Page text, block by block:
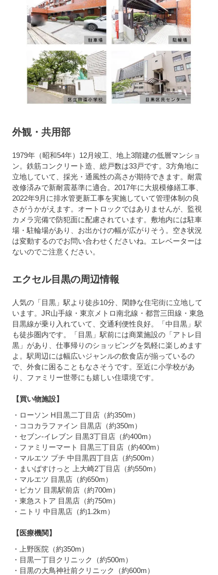
外観・共用部
1979年（昭和54年）12月竣工、地上3階建の低層マンショ
ン。鉄筋コンクリート造、総戸数は33戸です。3方角地に
立地していて、採光・通風性の高さが期待できます。耐震
改修済みで新耐震基準に適合。2017年に大規模修繕工事、
2022年9月に排水管更新工事を実施していて管理体制の良
さがうかがえます。オートロックではありませんが、監視
カメラ完備で防犯面に配慮されています。敷地内には駐車
場・駐輪場があり、お出かけの幅が広がりそう。空き状況
は変動するのでお問い合わせくださいね。エレベーターは
ないのでご注意ください。
エクセル目黒の周辺情報
人気の「目黒」駅より徒歩10分、閑静な住宅街に立地して
います。JR山手線・東京メトロ南北線・都営三田線・東急
目黒線が乗り入れていて、交通利便性良好。「中目黒」駅
も徒歩圏内です。「目黒」駅前には商業施設の「アトレ目
黒」があり、仕事帰りのショッピングを気軽に楽しめます
よ。駅周辺には幅広いジャンルの飲食店が揃っているの
で、外食に困ることもなさそうです。至近に小学校があ
り、ファミリー世帯にも嬉しい住環境です。
【買い物施設】
・ローソン H目黒二丁目店（約350m）
・ココカラファイン 目黒店（約350m）
・セブン-イレブン 目黒3丁目店（約400m）
・ファミリーマート 目黒三丁目店（約400m）
・マルエツ プチ 中目黒四丁目店（約500m）
・まいばすけっと 上大崎2丁目店（約550m）
・マルエツ 目黒店（約650m）
・ピカソ 目黒駅前店（約700m）
・東急ストア 目黒店（約750m）
・ニトリ 中目黒店（約1.2km）
【医療機関】
・上野医院（約350m）
・目黒一丁目クリニック（約500m）
・目黒の大鳥神社前クリニック（約600m）